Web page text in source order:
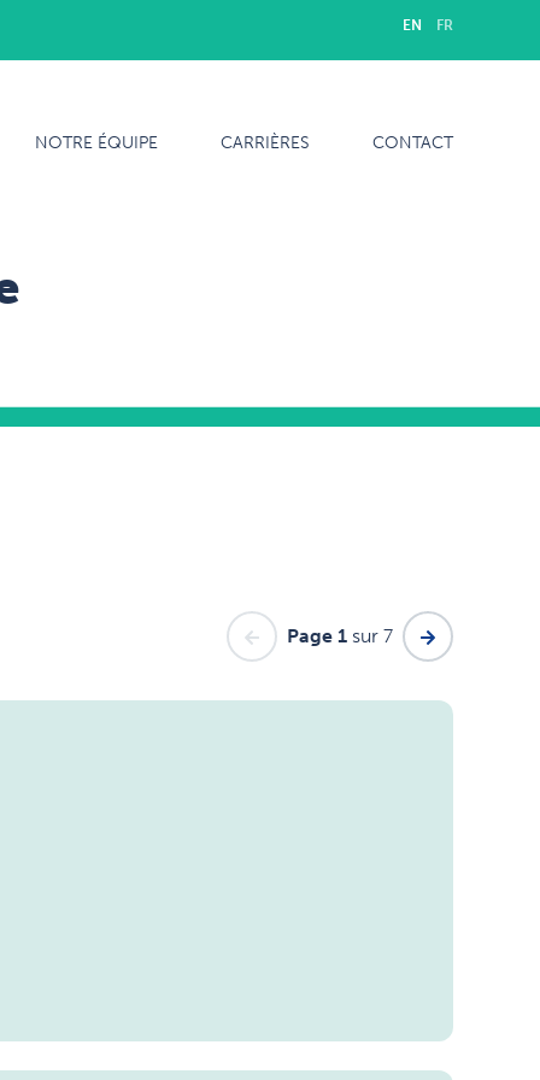
EN FR
NOTRE ÉQUIPE CARRIÈRES CONTACT
Page 1 sur 7